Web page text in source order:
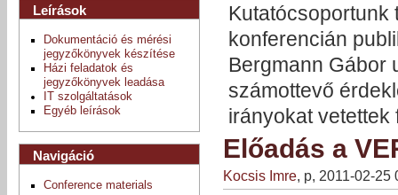
Kutatócsoportunk
konferencián
Bergmann Gábor
számottevő
irányokat
Előadás a
Kocsis Imre, p, 2011-02-25
Leírások
Dokumentáció és mérési
jegyzőkönyvek készítése
Házi feladatok és
jegyzőkönyvek leadása
IT szolgáltatások
Egyéb leírások
Navigáció
Conference materials